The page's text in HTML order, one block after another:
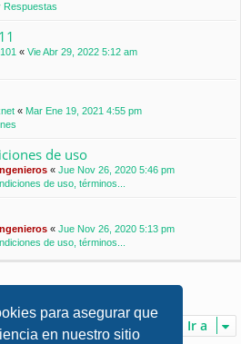
para asegurar que
en nuestro sitio
Respuestas
« Vie Abr 29, 2022 5:12 am
« Mar Ene 19, 2021 4:55 pm
de uso
« Jue Nov 26, 2020 5:46 pm
de uso, términos...
« Jue Nov 26, 2020 5:13 pm
de uso, términos...
Ir a